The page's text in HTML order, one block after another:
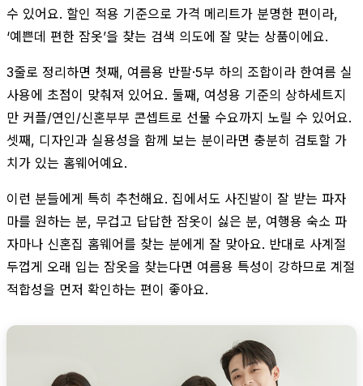
수 있어요. 할인 적용 기준으로 가격 메리트가 분명한 편이라,
‘예쁜데 편한 잠옷’을 찾는 검색 의도에 잘 맞는 상품이에요.
3줄로 정리하면 첫째, 여름용 반팔·5부 하의 조합이라 한여름 실
사용에 초점이 맞춰져 있어요. 둘째, 여성용 기준의 상하세트지
만 커플/연인/신혼부부 콘셉트로 선물 수요까지 노릴 수 있어요.
셋째, 디자인과 실용성을 함께 보는 분이라면 충분히 검토할 가
치가 있는 홈웨어예요.
이런 분들에게 특히 추천해요. 집에서도 사진발이 잘 받는 파자
마를 원하는 분, 무겁고 답답한 잠옷이 싫은 분, 여행용 숙소 파
자마나 신혼집 홈웨어를 찾는 분에게 잘 맞아요. 반대로 사계절
두껍게 오래 입는 잠옷을 찾는다면 여름용 특성이 강하므로 계절
적합성을 먼저 확인하는 편이 좋아요.